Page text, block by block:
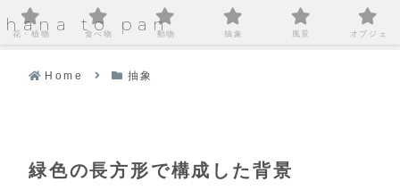
hana to pan
Home 抽象
緑色の長方形で構成した背景
花・植物 食べ物 動物 抽象 風景 オブジェ